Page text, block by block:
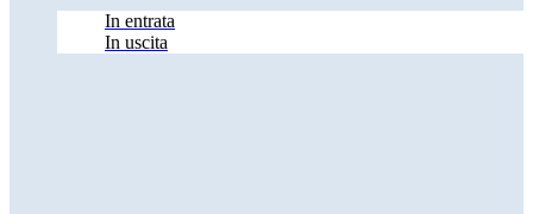
In entrata
In uscita